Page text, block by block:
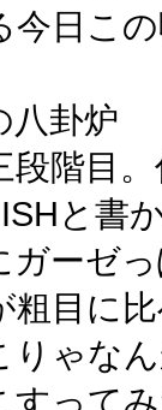
今日この
八卦炉
段階目
と書
ガーゼ
粗目に
りゃな
すって